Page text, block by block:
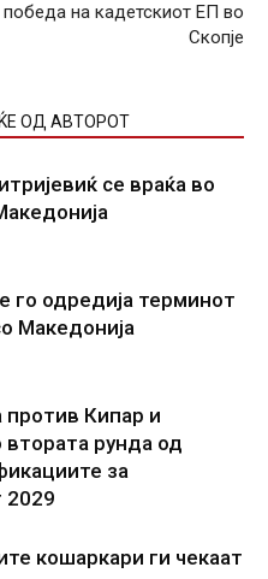
победа на кадетскиот ЕП во
Скопје
ОД АВТОРОТ
се враќа во
го одредија терминот
Македонија
против Кипар и
втората рунда од
за
2029
кошаркари ги чекаат